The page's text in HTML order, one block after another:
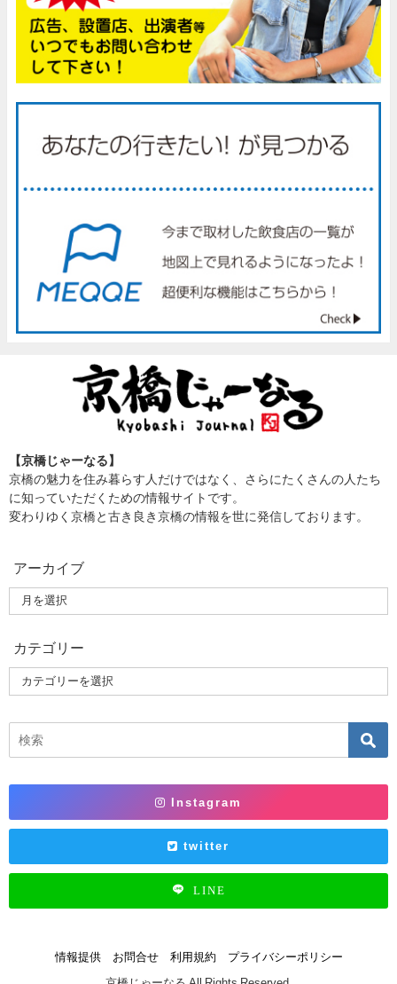
【京橋じゃーなる】
京橋の魅力を住み暮らす人だけではなく、さらにたくさんの人たち
に知っていただくための情報サイトです。
変わりゆく京橋と古き良き京橋の情報を世に発信しております。
アーカイブ
カテゴリー
Instagram
twitter
LINE
情報提供 お問合せ 利用規約 プライバシーポリシー